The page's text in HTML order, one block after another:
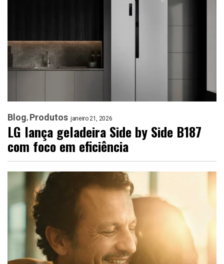
Blog Produtos janeiro 21, 2026
LG lança geladeira Side by Side B187
com foco em eficiência